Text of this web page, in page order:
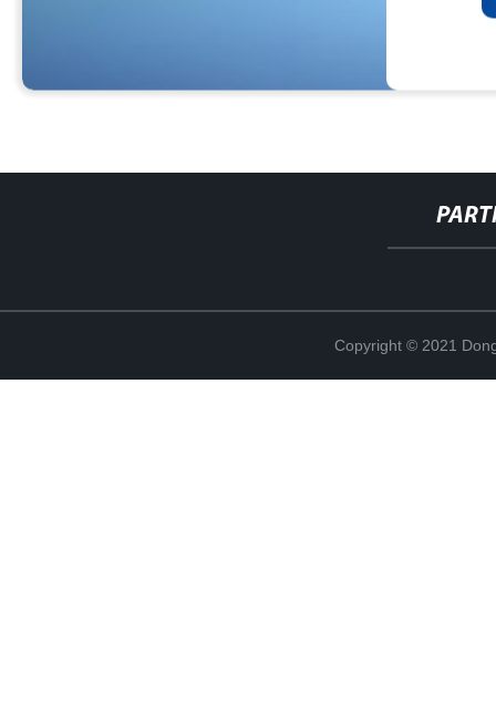
Copyright © 2021